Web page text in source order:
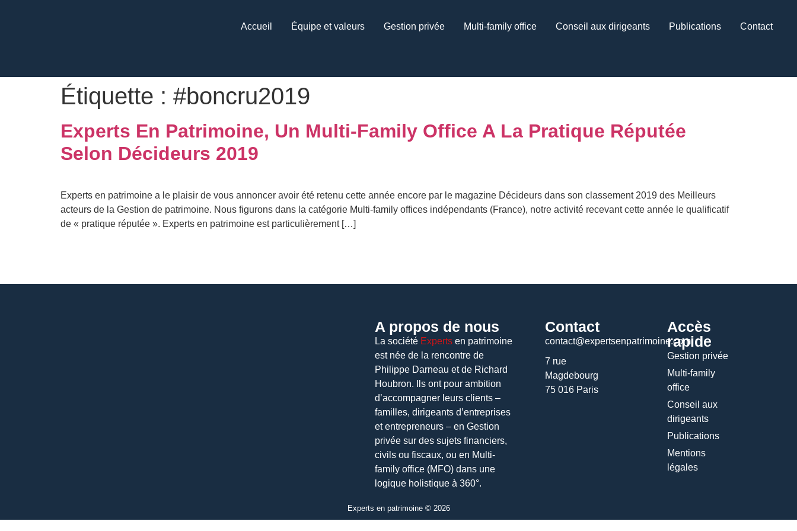
Accueil Équipe et valeurs Gestion privée Multi-family office Conseil aux dirigeants Publications Contact
Étiquette : #boncru2019
Experts En Patrimoine, Un Multi-Family Office A La Pratique Réputée
Selon Décideurs 2019
Experts en patrimoine a le plaisir de vous annoncer avoir été retenu cette année encore par le magazine Décideurs dans son classement 2019 des Meilleurs
acteurs de la Gestion de patrimoine. Nous figurons dans la catégorie Multi-family offices indépendants (France), notre activité recevant cette année le qualificatif
de « pratique réputée ». Experts en patrimoine est particulièrement […]
A propos de nous
La société Expertsen patrimoine
est née de la rencontre de
Philippe Darneau et de Richard
Houbron. Ils ont pour ambition
d’accompagner leurs clients –
familles, dirigeants d’entreprises
et entrepreneurs – en Gestion
privée sur des sujets financiers,
civils ou fiscaux, ou en Multi-
family office (MFO) dans une
logique holistique à 360°.
Contact
contact@expertsenpatrimoine.com
7 rue
Magdebourg
75 016 Paris
Accès
rapide
Gestion privée
Multi-family
office
Conseil aux
dirigeants
Publications
Mentions
légales
Experts en patrimoine © 2026